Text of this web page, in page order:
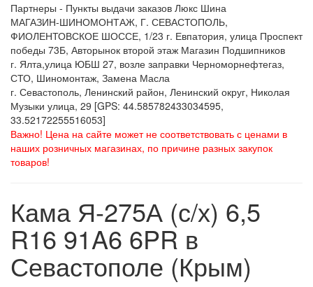
Партнеры - Пункты выдачи заказов Люкс Шина
МАГАЗИН-ШИНОМОНТАЖ, Г. СЕВАСТОПОЛЬ,
ФИОЛЕНТОВСКОЕ ШОССЕ, 1/23 г. Евпатория, улица Проспект
победы 73Б, Авторынок второй этаж Магазин Подшипников
г. Ялта,улица ЮБШ 27, возле заправки Черноморнефтегаз,
СТО, Шиномонтаж, Замена Масла
г. Севастополь, Ленинский район, Ленинский округ, Николая
Музыки улица, 29 [GPS: 44.585782433034595,
33.52172255516053]
Важно! Цена на сайте может не соответствовать с ценами в
наших розничных магазинах, по причине разных закупок
товаров!
Кама Я-275А (с/х) 6,5
R16 91A6 6PR в
Севастополе (Крым)